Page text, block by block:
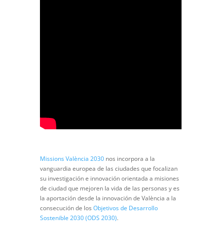
Missions València 2030nos incorpora a la
vanguardia europea de las ciudades que focalizan
su investigación e innovación orientada a misiones
de ciudad que mejoren la vida de las personas y es
la aportación desde la innovación de València a la
consecución de los Objetivos de Desarrollo
Sostenible 2030 (ODS 2030).